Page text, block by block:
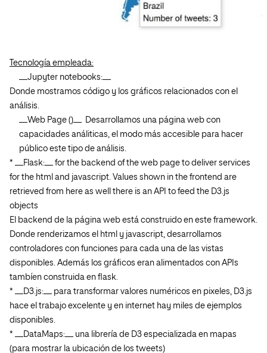
Tecnología empleada:
__Jupyter notebooks:__
Donde mostramos código y los gráficos relacionados con el
análisis.
__Web Page ()__ Desarrollamos una página web con
capacidades análiticas, el modo más accesible para hacer
público este tipo de análisis.
* __Flask:__ for the backend of the web page to deliver services
for the html and javascript. Values shown in the frontend are
retrieved from here as well there is an API to feed the D3.js
objects
El backend de la página web está construido en este framework.
Donde renderizamos el html y javascript, desarrollamos
controladores con funciones para cada una de las vistas
disponibles. Además los gráficos eran alimentados con APIs
tambíen construida en flask.
* __D3.js:__ para transformar valores numéricos en pixeles, D3.js
hace el trabajo excelente y en internet hay miles de ejemplos
disponibles.
* __DataMaps:__ una librería de D3 especializada en mapas
(para mostrar la ubicación de los tweets)